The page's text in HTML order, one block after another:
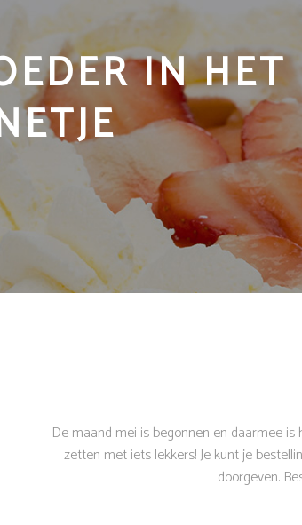
IN HET
De maand mei is begonnen en daarmee
zetten met iets lekkers! Je kunt je
doorgeven.